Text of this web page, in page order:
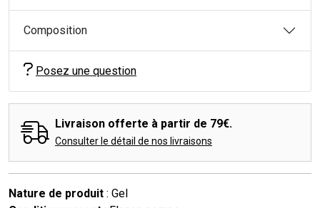
Composition
Posez une question
Livraison offerte à partir de 79€.
Consulter le détail de nos livraisons
Nature de produit : Gel